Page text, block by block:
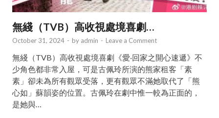
無綫（TVB）高收視處境喜劇…
October 31, 2024 - by admin - Leave a Comment
無綫（TVB）高收視處境喜劇《愛‧回家之開心速遞》不
少角色都非常入屋，可是古佩玲所演的熊家租客「素
素」卻未為所有觀眾受落，更有觀眾不滿她取代了「熊
心如」蘇韻姿的位置。古佩玲在劇中惟一較為正面的，
是她與…